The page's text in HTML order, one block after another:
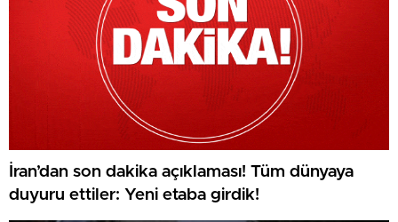
İran’dan son dakika açıklaması! Tüm dünyaya
duyuru ettiler: Yeni etaba girdik!